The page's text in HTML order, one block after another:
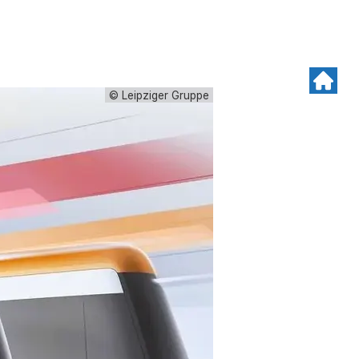
© Leipziger Gruppe